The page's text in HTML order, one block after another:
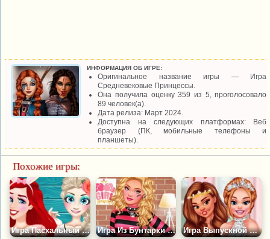
ИНФОРМАЦИЯ ОБ ИГРЕ:
Оригинальное название игры — Игра
Средневековые Принцессы.
Она получила оценку 359 из 5, проголосовало
89 человек(а).
Дата релиза: Март 2024.
Доступна на следующих платформах: Веб
браузер (ПК, мобильные телефоны и
планшеты).
Похожие игры:
Игра Пасхальный Сюрприз для Принцесс Игра Из Бунтарки в Милашку Игра Выпускной в Колледже Принцесс